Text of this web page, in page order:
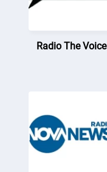
Radio The Voice